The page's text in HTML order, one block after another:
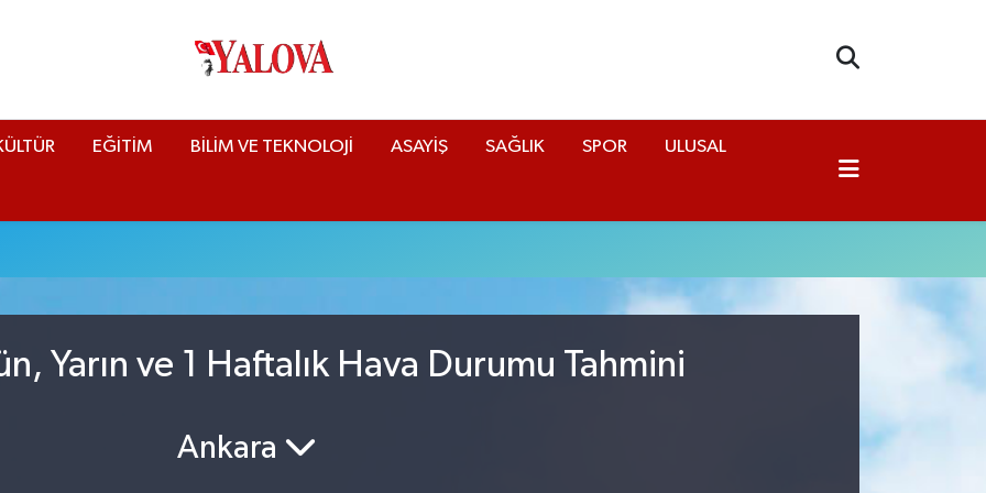
EĞİTİM BİLİM VE TEKNOLOJİ ASAYİŞ SAĞLIK SPOR ULUSAL
Yarın ve 1 Haftalık Hava Durumu Tahmini
Ankara